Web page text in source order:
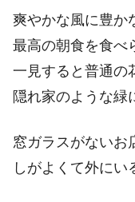
爽やかな風に豊か
最高の朝食を食べ
一見すると普通の
隠れ家のような緑
窓ガラスがないお
しがよくて外にい